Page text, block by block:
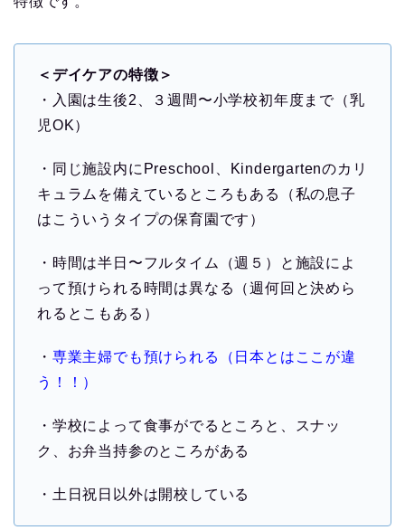
＜デイケアの特徴＞
・入園は生後2、３週間〜小学校初年度まで（乳
児OK）
・同じ施設内にPreschool、Kindergartenのカリ
キュラムを備えているところもある（私の息子
はこういうタイプの保育園です）
・時間は半日〜フルタイム（週５）と施設によ
って預けられる時間は異なる（週何回と決めら
れるとこもある）
・ 専業主婦でも預けられる（日本とはここが違
う！！）
・学校によって食事がでるところと、スナッ
ク、お弁当持参のところがある
・土日祝日以外は開校している